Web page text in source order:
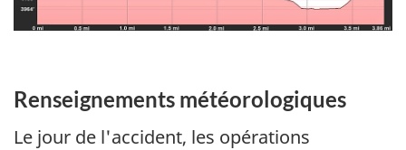
Renseignements météorologiques
Le jour de l'accident, les opérations